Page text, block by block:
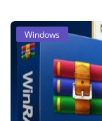
Windows